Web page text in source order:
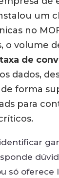
um
no
o volume
taxa de
dados,
forma
para
só oferece